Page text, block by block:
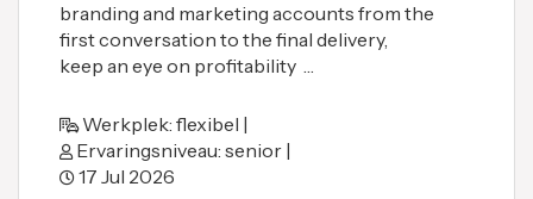
branding and marketing accounts from the
first conversation to the final delivery,
keep an eye on profitability …
Werkplek: flexibel |
Ervaringsniveau: senior |
17 Jul 2026